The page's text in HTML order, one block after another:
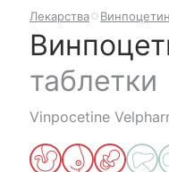
Лекарства
таблетки
Vinpocetine